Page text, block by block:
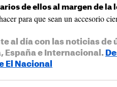
de ellos al margen de la
para que sean un accesorio
al día con las noticias de
España e Internacional.
El Nacional